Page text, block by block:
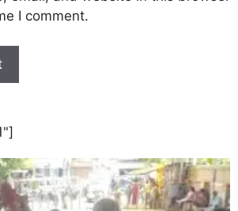
I comment.